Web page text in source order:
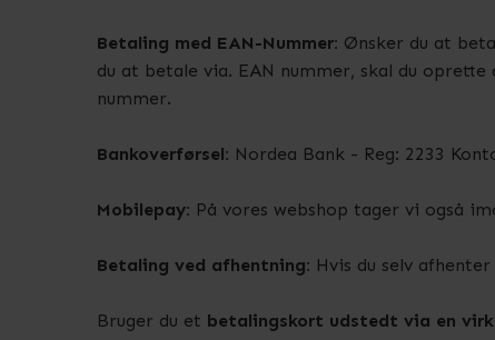
Betaling med EAN-Nummer: Ønsker du at
du at betale via. EAN nummer, skal du
nummer.
Bankoverførsel: Nordea Bank - Reg: 2233
Mobilepay: På vores webshop tager vi også
Betaling ved afhentning: Hvis du selv
Bruger du et betalingskort udstedt via en